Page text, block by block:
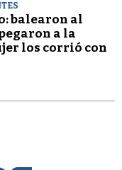
balearon al
a la
los corrió con